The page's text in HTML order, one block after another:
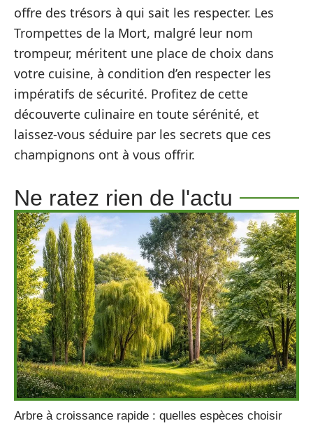
offre des trésors à qui sait les respecter. Les
Trompettes de la Mort, malgré leur nom
trompeur, méritent une place de choix dans
votre cuisine, à condition d’en respecter les
impératifs de sécurité. Profitez de cette
découverte culinaire en toute sérénité, et
laissez-vous séduire par les secrets que ces
champignons ont à vous offrir.
Ne ratez rien de l'actu
Arbre à croissance rapide : quelles espèces choisir